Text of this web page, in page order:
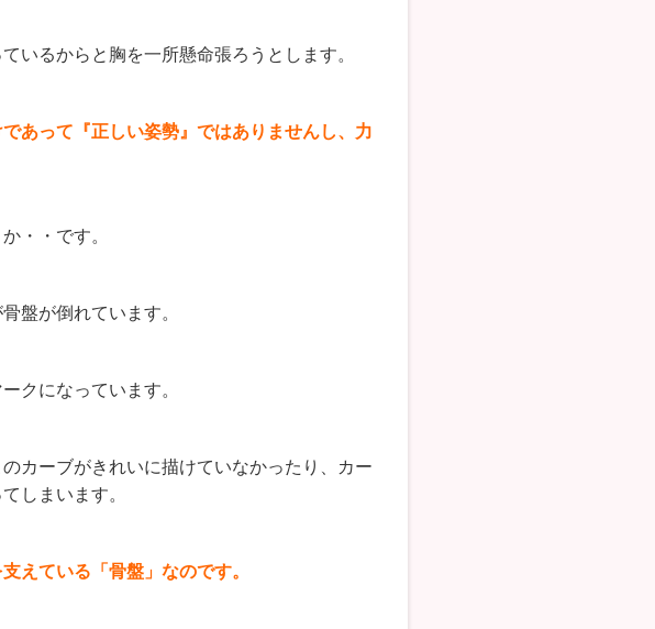
いるからと胸を一所懸命張ろうとします。
あって『正しい姿勢』ではありませんし、力
・・です。
盤が倒れています。
クになっています。
カーブがきれいに描けていなかったり、カー
しまいます。
えている「骨盤」なのです。